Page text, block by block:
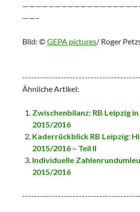
——–
Bild: ©GEPA pictures/ Roger
Ähnliche Artikel:
Zwischenbilanz: RB Leipzig
2015/2016
Kaderrückblick RB Leipzig:
2015/2016 – Teil II
Individuelle
2015/2016